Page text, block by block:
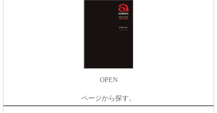
OPEN
ページから探す。